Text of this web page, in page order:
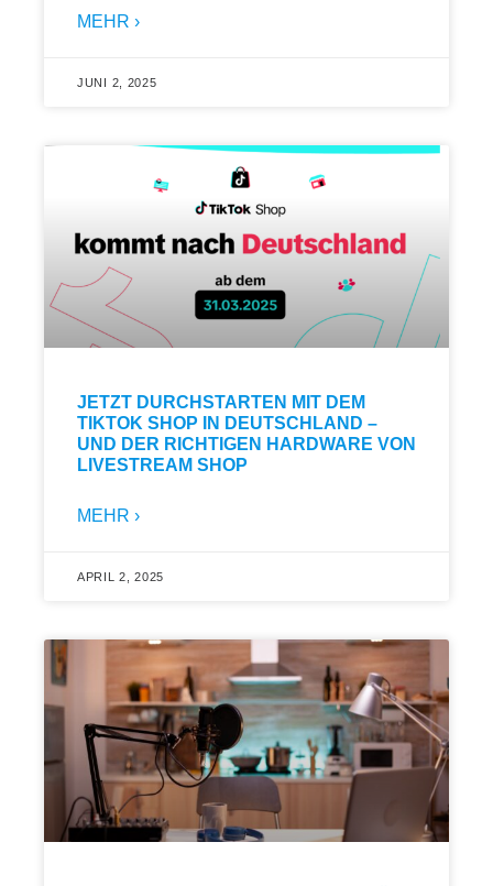
MEHR ›
JUNI 2, 2025
JETZT DURCHSTARTEN MIT DEM
TIKTOK SHOP IN DEUTSCHLAND –
UND DER RICHTIGEN HARDWARE VON
LIVESTREAM SHOP
MEHR ›
APRIL 2, 2025